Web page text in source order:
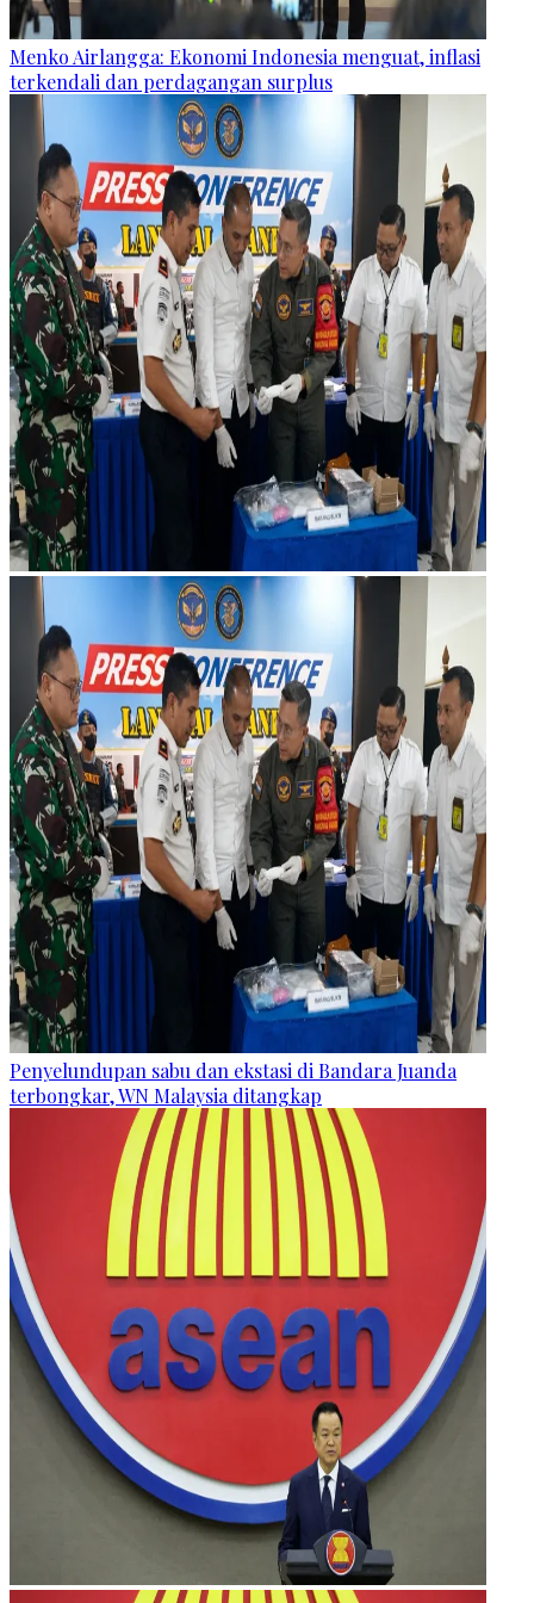
Menko Airlangga: Ekonomi Indonesia menguat, inflasi
terkendali dan perdagangan surplus
Penyelundupan sabu dan ekstasi di Bandara Juanda
terbongkar, WN Malaysia ditangkap